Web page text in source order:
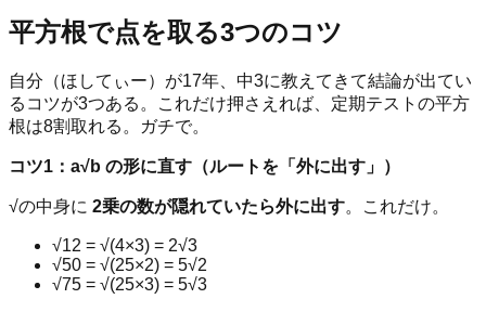
平方根で点を取る3つのコツ
自分（ほしてぃー）が17年、中3に教えてきて結論が出てい
るコツが3つある。これだけ押さえれば、定期テストの平方
根は8割取れる。ガチで。
コツ1：a√b の形に直す（ルートを「外に出す」）
√の中身に 2乗の数が隠れていたら外に出す。これだけ。
√12 = √(4×3) = 2√3
√50 = √(25×2) = 5√2
√75 = √(25×3) = 5√3